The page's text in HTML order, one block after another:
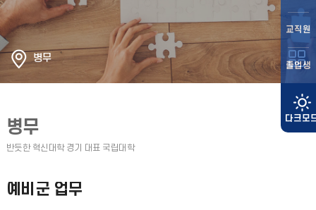
교직원
졸업생
병무
병무
예비군 업무